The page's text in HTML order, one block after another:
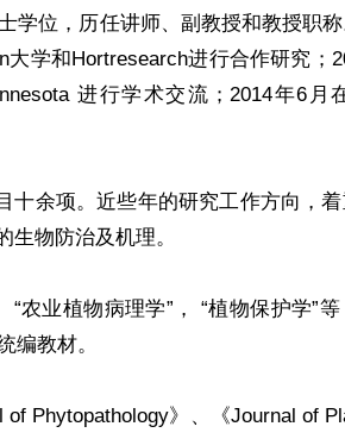
位，历任讲师、副教授和教授职
学和Hortresearch进行合作研究；
进行学术交流；2014年6月
余项。近些年的研究工作方向，
物防治及机理。
业植物病理学”， “植物保护学”
编教材。
Phytopathology》、《Journal of